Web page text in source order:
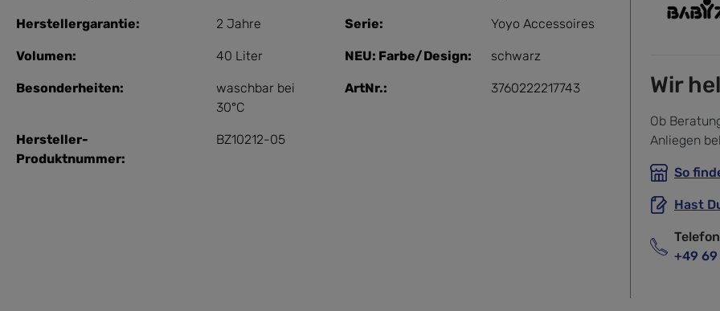
Herstellergarantie: 2 Jahre Serie: Yoyo Accessoires
Volumen: 40 Liter NEU: Farbe/Design: schwarz
Besonderheiten:
waschbar bei
30°C
ArtNr.: 3760222217743
Hersteller-
Produktnummer:
BZ10212-05
Wir
Ob
Anliegen
So
Hast
+49